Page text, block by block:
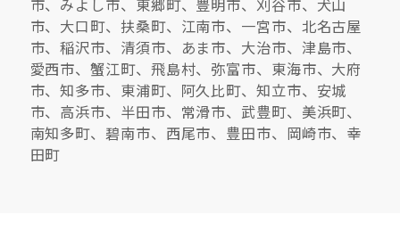
市、みよし市、東郷町、豊明市、刈谷市、犬山
市、大口町、扶桑町、江南市、一宮市、北名古屋
市、稲沢市、清須市、あま市、大治市、津島市、
愛西市、蟹江町、飛島村、弥富市、東海市、大府
市、知多市、東浦町、阿久比町、知立市、安城
市、高浜市、半田市、常滑市、武豊町、美浜町、
南知多町、碧南市、西尾市、豊田市、岡崎市、幸
田町